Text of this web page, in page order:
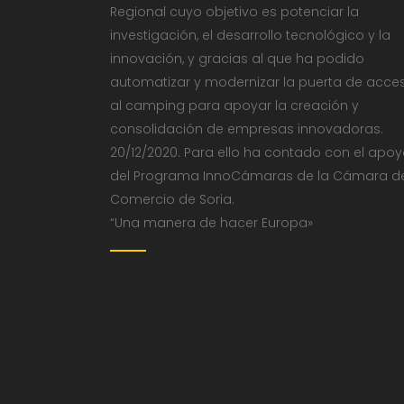
Regional cuyo objetivo es potenciar la
investigación, el desarrollo tecnológico y la
innovación, y gracias al que ha podido
automatizar y modernizar la puerta de
al camping para apoyar la creación y
consolidación de empresas innovadoras.
20/12/2020. Para ello ha contado con el
del Programa InnoCámaras de la Cámara
Comercio de Soria.
“Una manera de hacer Europa»